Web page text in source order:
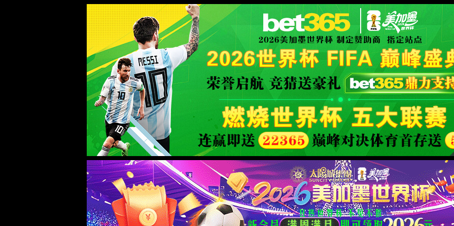
WTS-WAF拦截详情
出现该页面的原因:
1.你的请求是黑客攻击
2.你的请求合法但触发了安全规则,请提交问题反馈
XML 地图